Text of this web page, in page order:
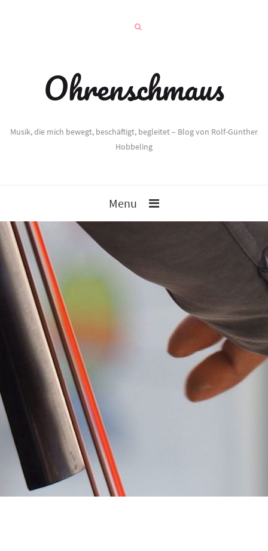
Ohrenschmaus
Musik, die mich bewegt, beschäftigt, begleitet – Blog von Rolf-Günther
Hobbeling
Menu